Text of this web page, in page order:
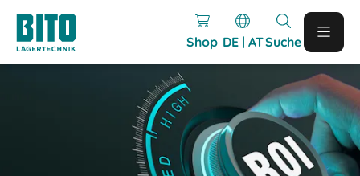
Shop DE | ATSuche